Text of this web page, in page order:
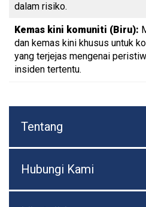
dalam risiko.
Kemas kini komuniti (Biru):
dan kemas kini khusus untuk
yang terjejas mengenai
insiden tertentu.
Tentang
Hubungi Kami